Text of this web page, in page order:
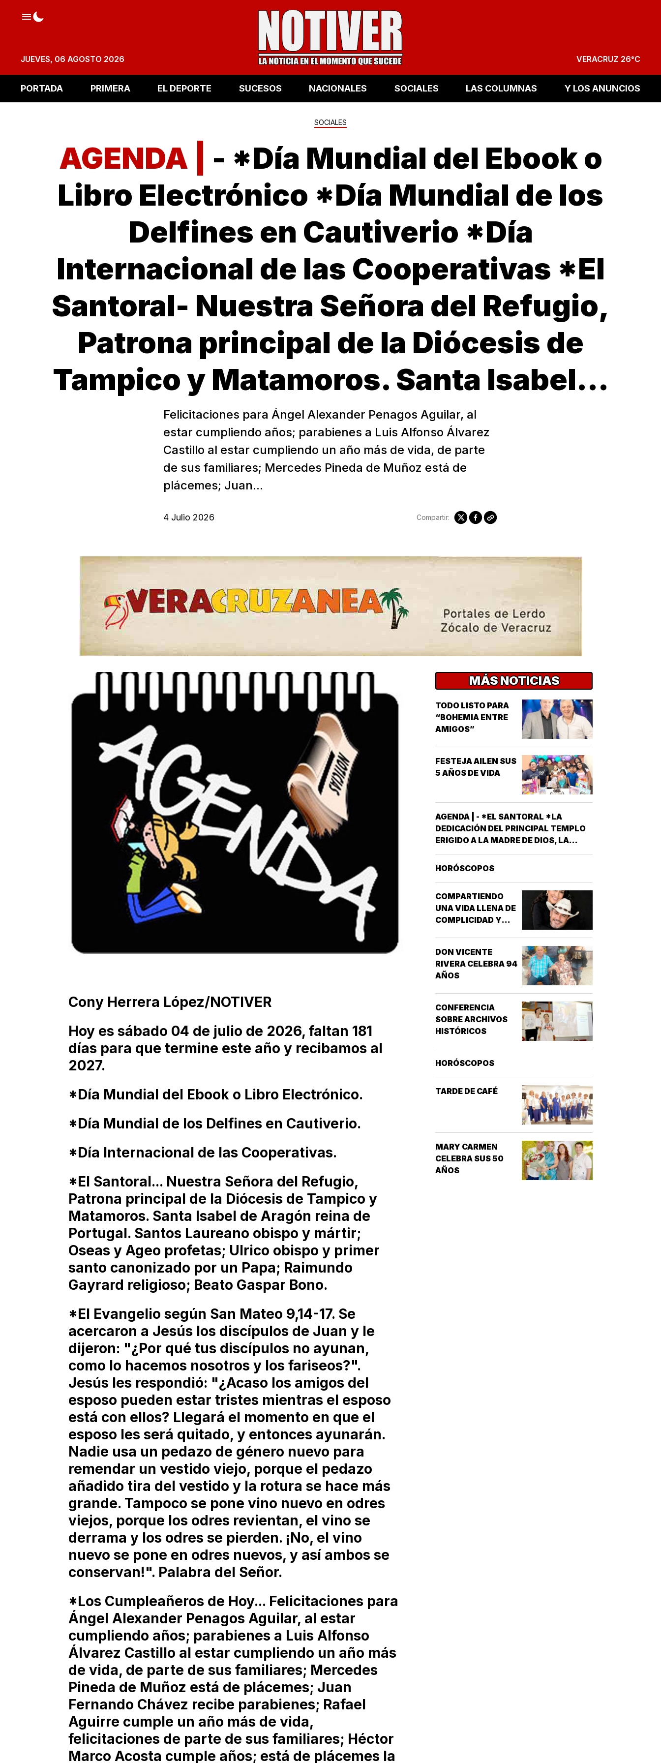
JUEVES, 06 AGOSTO 2026 VERACRUZ 26°C
PORTADA PRIMERA EL DEPORTE SUCESOS NACIONALES SOCIALES LAS COLUMNAS Y LOS ANUNCIOS
SOCIALES
AGENDA | - *Día Mundial del Ebook o
Libro Electrónico *Día Mundial de los
Delfines en Cautiverio *Día
Internacional de las Cooperativas *El
Santoral- Nuestra Señora del Refugio,
Patrona principal de la Diócesis de
Tampico y Matamoros. Santa Isabel…
Felicitaciones para Ángel Alexander Penagos Aguilar, al
estar cumpliendo años; parabienes a Luis Alfonso Álvarez
Castillo al estar cumpliendo un año más de vida, de parte
de sus familiares; Mercedes Pineda de Muñoz está de
plácemes; Juan...
4 Julio 2026 Compartir:
Cony Herrera López/NOTIVER
Hoy es sábado 04 de julio de 2026, faltan 181
días para que termine este año y recibamos al
2027.
*Día Mundial del Ebook o Libro Electrónico.
*Día Mundial de los Delfines en Cautiverio.
*Día Internacional de las Cooperativas.
*El Santoral... Nuestra Señora del Refugio,
Patrona principal de la Diócesis de Tampico y
Matamoros. Santa Isabel de Aragón reina de
Portugal. Santos Laureano obispo y mártir;
Oseas y Ageo profetas; Ulrico obispo y primer
santo canonizado por un Papa; Raimundo
Gayrard religioso; Beato Gaspar Bono.
*El Evangelio según San Mateo 9,14-17. Se
acercaron a Jesús los discípulos de Juan y le
dijeron: "¿Por qué tus discípulos no ayunan,
como lo hacemos nosotros y los fariseos?".
Jesús les respondió: "¿Acaso los amigos del
esposo pueden estar tristes mientras el esposo
está con ellos? Llegará el momento en que el
esposo les será quitado, y entonces ayunarán.
Nadie usa un pedazo de género nuevo para
remendar un vestido viejo, porque el pedazo
añadido tira del vestido y la rotura se hace más
grande. Tampoco se pone vino nuevo en odres
viejos, porque los odres revientan, el vino se
derrama y los odres se pierden. ¡No, el vino
nuevo se pone en odres nuevos, y así ambos se
conservan!". Palabra del Señor.
*Los Cumpleañeros de Hoy... Felicitaciones para
Ángel Alexander Penagos Aguilar, al estar
cumpliendo años; parabienes a Luis Alfonso
Álvarez Castillo al estar cumpliendo un año más
de vida, de parte de sus familiares; Mercedes
Pineda de Muñoz está de plácemes; Juan
Fernando Chávez recibe parabienes; Rafael
Aguirre cumple un año más de vida,
felicitaciones de parte de sus familiares; Héctor
Marco Acosta cumple años; está de plácemes la
MÁS NOTICIAS
TODO LISTO PARA
“BOHEMIA ENTRE
AMIGOS”
FESTEJA AILEN SUS
5 AÑOS DE VIDA
AGENDA | - *EL SANTORAL *LA
DEDICACIÓN DEL PRINCIPAL TEMPLO
ERIGIDO A LA MADRE DE DIOS, LA
GRAN BASÍLICA LIBERIANA DE SANTA
MARÍA LA MAYOR EN ROMA. NUESTRA
INGLATERRA *EL EVANGELIO
SEGÚN…
HORÓSCOPOS
COMPARTIENDO
UNA VIDA LLENA DE
COMPLICIDAD Y
DON VICENTE
RIVERA CELEBRA 94
AÑOS
CONFERENCIA
SOBRE ARCHIVOS
HISTÓRICOS
HORÓSCOPOS
TARDE DE CAFÉ
MARY CARMEN
CELEBRA SUS 50
AÑOS